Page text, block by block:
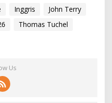
Inggris
John Terry
Thomas Tuchel
Us